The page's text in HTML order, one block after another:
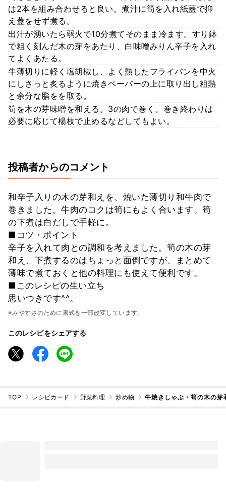
は2本を組み合わせると良い。煮汁に筍を入れ紙蓋で抑
え蓋をせず煮る。
出汁が湧いたら弱火で10分煮てそのまま冷ます。すり鉢
で粗く刻んだ木の芽をあたり、白味噌みりん辛子を入れ
てよくあたる。
牛薄切りに軽く塩胡椒し、よく熱したフライパンを中火
にしさっと炙るように焼きペーパーの上に取り出し粗熱
と余分な脂をを取る。
筍を木の芽味噌を和える。3の肉で巻く。巻き終わりは
必要に応じて楊枝で止めるなどしてもよい。
投稿者からのコメント
和辛子入りの木の芽和えを、焼いた薄切り和牛肉で
巻きました。牛肉のコクは筍にもよく合います。筍
の下煮は白だしで手軽に。
■コツ・ポイント
辛子を入れて肉との調和を考えました。筍の木の芽
和え、下煮するのはちょっと面倒ですが、まとめて
薄味で煮ておくと他の料理にも使えて便利です。
■このレシピの生い立ち
思いつきです^^。
※みやすさのために書式を一部改変しています。
このレシピをシェアする
TOP レシピカード 野菜料理 炒め物 牛焼きしゃぶ・筍の木の芽